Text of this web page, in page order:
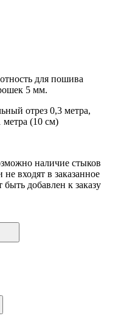
для пошива
5 мм.
отрез 0,3 метра,
(10 см)
наличие стыков
входят в заказанное
добавлен к заказу